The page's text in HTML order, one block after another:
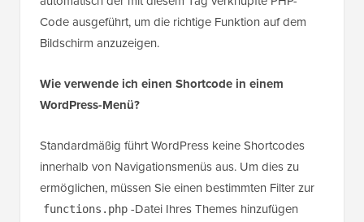
Code ausgeführt, um die richtige Funktion auf dem
Bildschirm anzuzeigen.
Wie verwende ich einen Shortcode in einem
WordPress-Menü?
Standardmäßig führt WordPress keine Shortcodes
innerhalb von Navigationsmenüs aus. Um dies zu
ermöglichen, müssen Sie einen bestimmten Filter zur
functions.php -Datei Ihres Themes hinzufügen